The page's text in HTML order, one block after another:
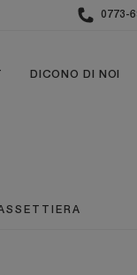
0773-
DICONO DI NOI